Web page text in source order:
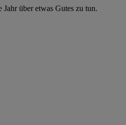
über etwas Gutes zu tun.